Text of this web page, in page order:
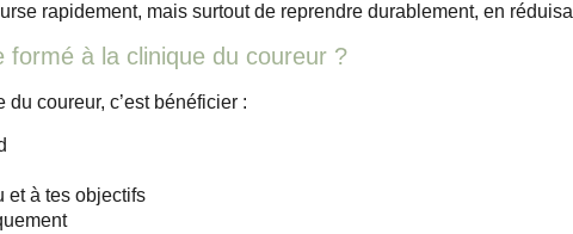
rapidement, mais surtout de reprendre durablement, en
formé à la clinique du coureur ?
coureur, c’est bénéficier :
et à tes objectifs